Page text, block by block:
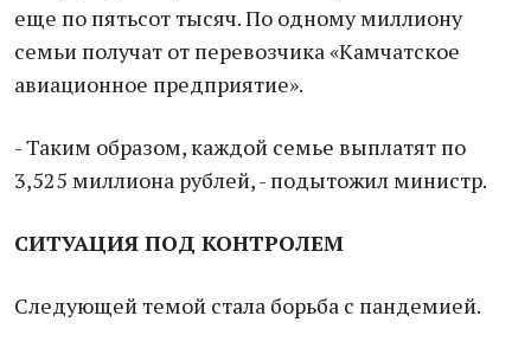
еще по пятьсот тысяч. По одному миллиону
семьи получат от перевозчика «Камчатское
авиационное предприятие».
- Таким образом, каждой семье выплатят по
3,525 миллиона рублей, - подытожил министр.
СИТУАЦИЯ ПОД КОНТРОЛЕМ
Следующей темой стала борьба с пандемией.